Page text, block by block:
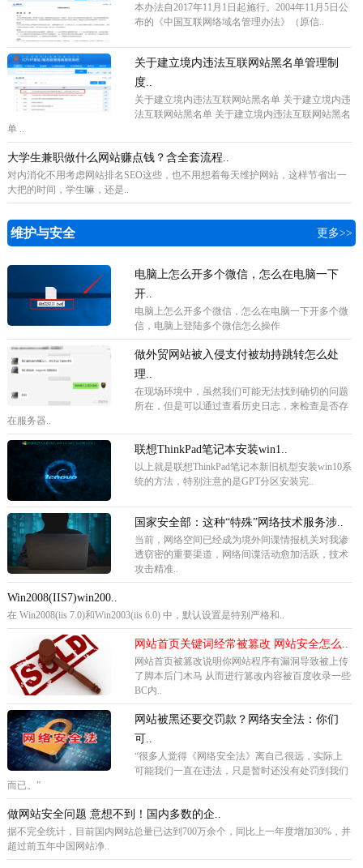
本办法自2017年11月1日起施行。2004年11月5日公
布的《中国互联网络域名管理办法》（原信..
关于建立境内违法互联网站黑名单管理制
度..
关于建立境内违法互联网站黑名单 关于建立境内违
法互联网站黑名单 关于建立境内违法互联网站黑名
单 ..
大学生兼职做什么网站赚点钱？含全套流程..
对内消化不用考虑网站排名SEO这些，也不用想着每天维护网站，这样节省出一
大把的时间，学生嘛，还是..
维护与安全 更多>>
电脑上怎么开多个微信，怎么在电脑一下
开..
电脑上怎么开多个微信，怎么在电脑一下开多个微
信，电脑上登陆多个微信怎么操作
做外贸网站被入侵支付被劫持跳转怎么处
理..
在现场环境中，虽然我们可能无法找到确切的问题
所在，但是可以通过查看历史日志，来检查是否存
在服务器..
联想ThinkPad笔记本安装win1..
以上就是联想ThinkPad笔记本新旧机型安装win10系
统的方法，特别注意的是GPT分区安装完..
国家安全部：这种“特殊”网络技术服务涉..
当前，网络空间已经成为境外间谍情报机关对我渗
透窃密的重要渠道，网络间谍活动愈加活跃，技术
攻击精准..
Win2008(IIS7)win200..
在 Win2008(iis 7.0)和Win2003(iis 6.0) 中，默认设置是特别严格和..
网站首页关键词经常被篡改 网站安全怎么..
网站首页被篡改说明你网站程序有漏洞导致被上传
了脚本后门木马 从而进行篡改内容被百度收录一些
BC内..
网站被黑还要交罚款？网络安全法：你们
可..
“很多人觉得《网络安全法》离自己很远，实际上
可能我们一直在违法，只是暂时还没有处罚到我们
而已。”
做网站安全问题 意想不到！国内多数的企..
据不完全统计，目前国内网站总量已达到700万余个，同比上一年度增加30%，并
超过前五年中国网站净..